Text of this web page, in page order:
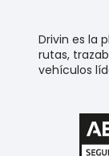
Drivin es la
rutas,
vehículos